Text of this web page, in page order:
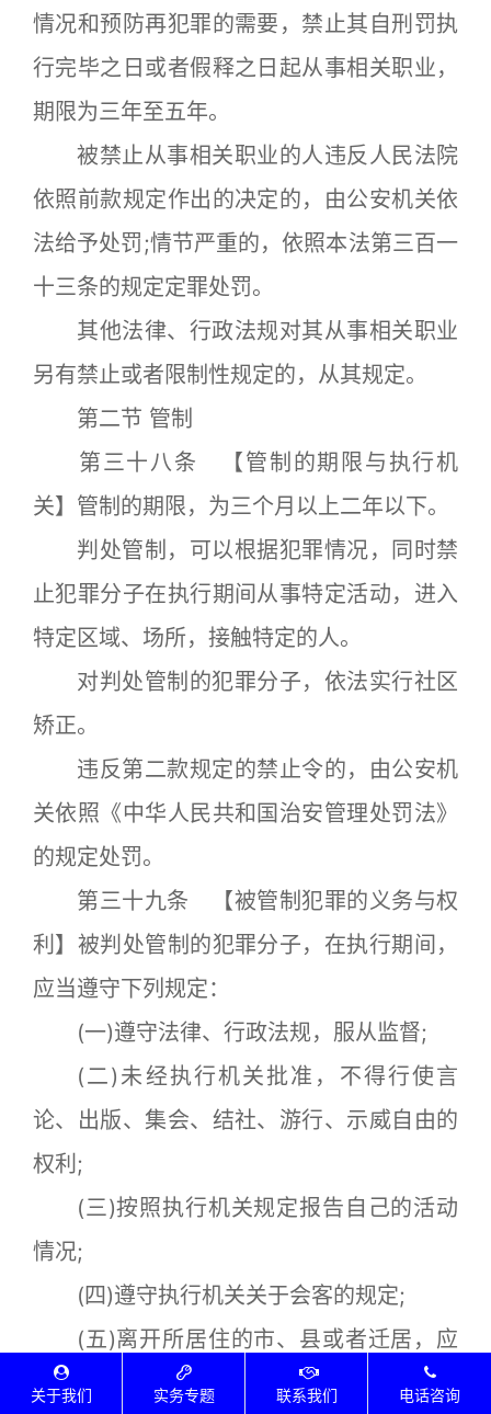
情况和预防再犯罪的需要，禁止其自刑罚执
行完毕之日或者假释之日起从事相关职业，
期限为三年至五年。
被禁止从事相关职业的人违反人民法院
依照前款规定作出的决定的，由公安机关依
法给予处罚;情节严重的，依照本法第三百一
十三条的规定定罪处罚。
其他法律、行政法规对其从事相关职业
另有禁止或者限制性规定的，从其规定。
第二节 管制
第三十八条 【管制的期限与执行机
关】管制的期限，为三个月以上二年以下。
判处管制，可以根据犯罪情况，同时禁
止犯罪分子在执行期间从事特定活动，进入
特定区域、场所，接触特定的人。
对判处管制的犯罪分子，依法实行社区
矫正。
违反第二款规定的禁止令的，由公安机
关依照《中华人民共和国治安管理处罚法》
的规定处罚。
第三十九条 【被管制犯罪的义务与权
利】被判处管制的犯罪分子，在执行期间，
应当遵守下列规定：
(一)遵守法律、行政法规，服从监督;
(二)未经执行机关批准，不得行使言
论、出版、集会、结社、游行、示威自由的
权利;
(三)按照执行机关规定报告自己的活动
情况;
(四)遵守执行机关关于会客的规定;
(五)离开所居住的市、县或者迁居，应
当报经执行机关批准。
关于我们 实务专题 联系我们 电话咨询